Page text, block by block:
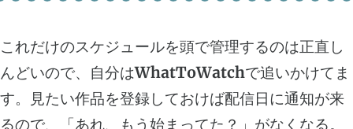
これだけのスケジュールを頭で管理するのは正直し
んどいので、自分はWhatToWatchで追いかけてま
す。見たい作品を登録しておけば配信日に通知が来
るので、「あれ、もう始まってた？」がなくなる。